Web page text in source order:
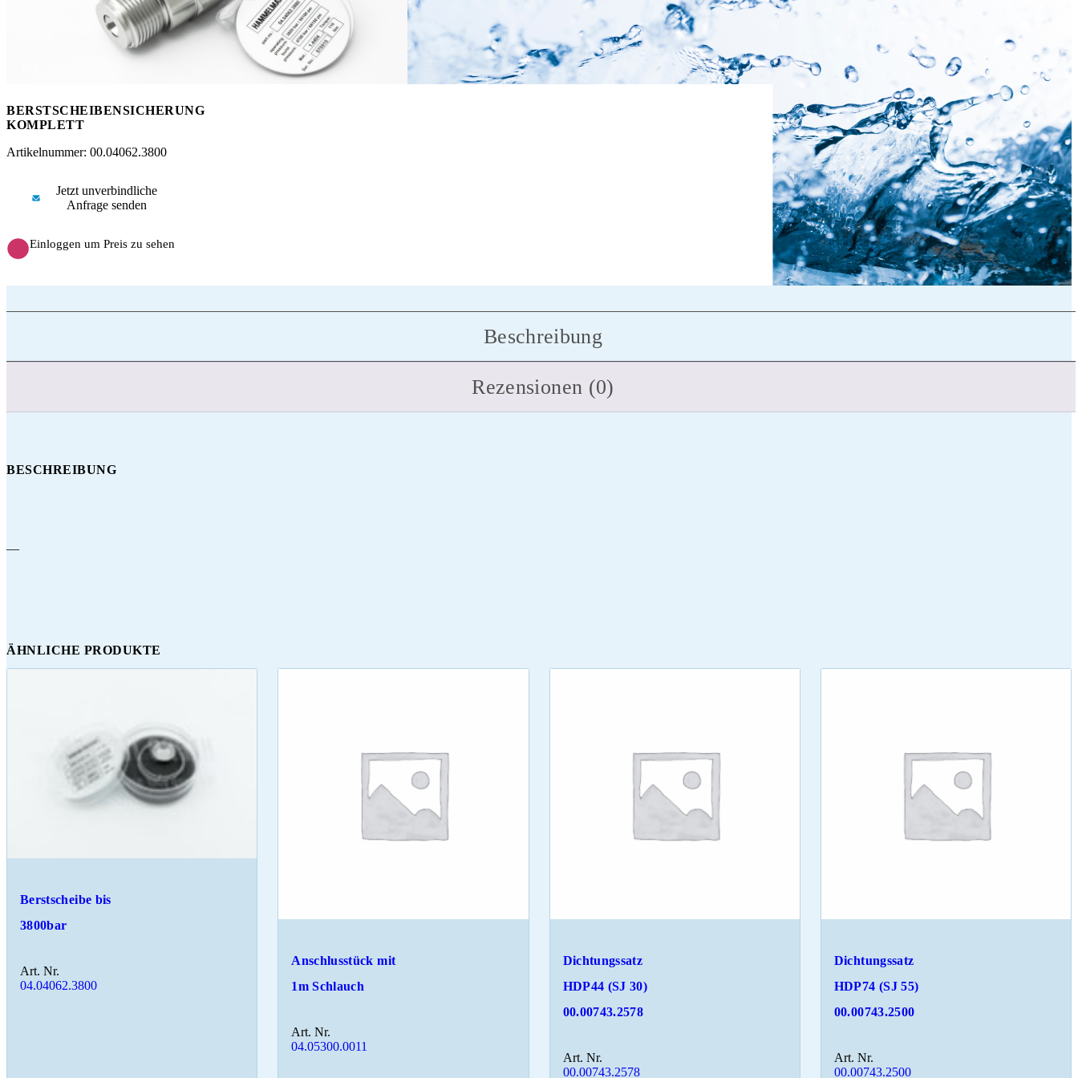
Videos / Downloads
Hochdruckpumpen
BERSTSCHEIBENSICHERUNG
KOMPLETT
Artikelnummer: 00.04062.3800
Jetzt unverbindliche
Anfrage senden
Einloggen um Preis zu sehen
Beschreibung
Rezensionen (0)
BESCHREIBUNG
—
ÄHNLICHE PRODUKTE
Berstscheibe bis
3800bar
Art. Nr.
04.04062.3800
Anschlusstück mit
1m Schlauch
Art. Nr.
04.05300.0011
Dichtungssatz
HDP44 (SJ 30)
00.00743.2578
Art. Nr.
00.00743.2578
Dichtungssatz
HDP74 (SJ 55)
00.00743.2500
Art. Nr.
00.00743.2500